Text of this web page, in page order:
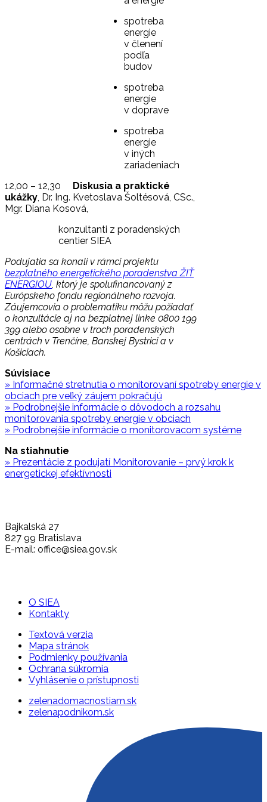
spotreba
energie
v členení
podľa
budov
spotreba
energie
v doprave
spotreba
energie
v iných
zariadeniach
12,00 – 12,30
Diskusia a praktické
ukážky, Dr. Ing. Kvetoslava Šoltésová, CSc.,
Mgr. Diana Kosová,
konzultanti z poradenských
centier SIEA
Podujatia sa konali v rámci projektu
bezplatného energetického poradenstva ŽIŤ
ENERGIOU, ktorý je spolufinancovaný z
Európskeho fondu regionálneho rozvoja.
Záujemcovia o problematiku môžu požiadať
o konzultácie aj na bezplatnej linke 0800 199
399 alebo osobne v troch poradenských
centrách v Trenčíne, Banskej Bystrici a v
Košiciach.
Súvisiace
» Informačné stretnutia o monitorovaní spotreby energie v
obciach pre veľký záujem pokračujú
» Podrobnejšie informácie o dôvodoch a rozsahu
monitorovania spotreby energie v obciach
» Podrobnejšie informácie o monitorovacom systéme
Na stiahnutie
» Prezentácie z podujatí Monitorovanie – prvý krok k
energetickej efektívnosti
Bajkalská 27
827 99 Bratislava
E-mail: office@siea.gov.sk
O SIEA
Kontakty
Textová verzia
Mapa stránok
Podmienky používania
Ochrana súkromia
Vyhlásenie o prístupnosti
zelenadomacnostiam.sk
zelenapodnikom.sk